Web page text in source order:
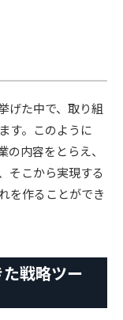
げた中で、取り組
す。このように
内容をとらえ、
そこから実現する
を作ることができ
戦略ツー